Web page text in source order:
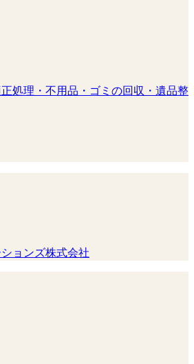
処理・不用品・ゴミの回収・遺品整
ョンズ株式会社